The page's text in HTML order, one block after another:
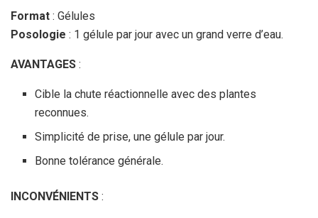
Format : Gélules
Posologie : 1 gélule par jour avec un grand verre d’eau.
AVANTAGES :
Cible la chute réactionnelle avec des plantes
reconnues.
Simplicité de prise, une gélule par jour.
Bonne tolérance générale.
INCONVÉNIENTS :